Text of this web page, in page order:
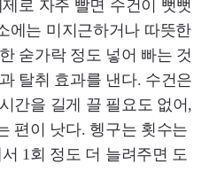
로 자주 빨면 수건이 뻣뻣
에는 미지근하거나 따뜻한
숟가락 정도 넣어 빠는 것
탈취 효과를 낸다. 수건은
간을 길게 끌 필요도 없어,
편이 낫다. 헹구는 횟수는
1회 정도 더 늘려주면 도